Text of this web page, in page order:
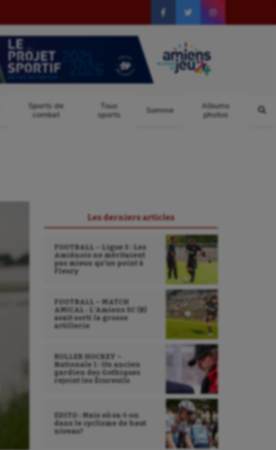
Sports de
combat
Tous
sports
Somme
Albums
photos
Les derniers articles
FOOTBALL – Ligue 3 : Les
Amiénois ne méritaient
pas mieux qu’un point à
Fleury
FOOTBALL – MATCH
AMICAL : L’Amiens SC (B)
avait sorti la grosse
artillerie
ROLLER HOCKEY –
Nationale 1 : Un ancien
gardien des Gothiques
rejoint les Écureuils
EDITO : Mais où va-t-on
dans le cyclisme de haut
niveau?